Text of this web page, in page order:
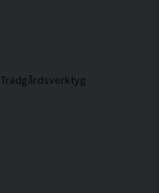
Trädgårdsverktyg